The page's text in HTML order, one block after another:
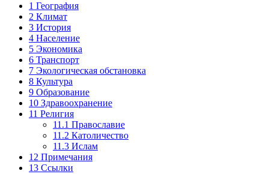
1 География
2 Климат
3 История
4 Население
5 Экономика
6 Транспорт
7 Экологическая обстановка
8 Культура
9 Образование
10 Здравоохранение
11 Религия
11.1 Православие
11.2 Католичество
11.3 Ислам
12 Примечания
13 Ссылки